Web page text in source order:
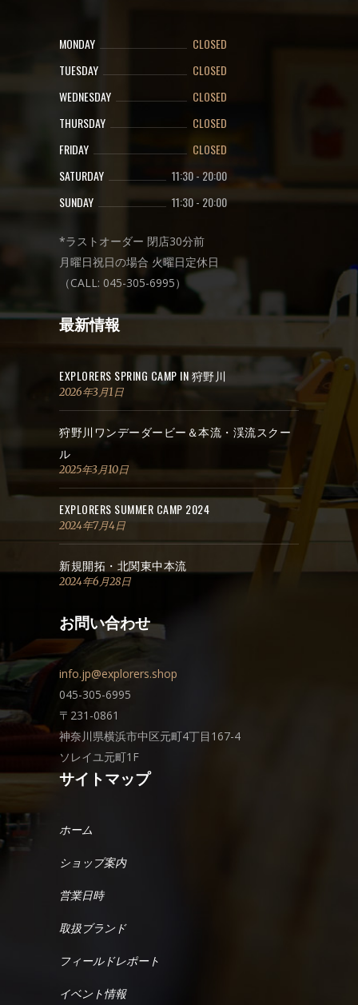
MONDAY
CLOSED
TUESDAY
CLOSED
WEDNESDAY
CLOSED
THURSDAY
CLOSED
FRIDAY
CLOSED
SATURDAY
11:30- 20:00
SUNDAY
11:30-20:00
*ラストオーダー 閉店30分前
月曜日祝日の場合 火曜日定休日
（CALL: 045-305-6995）
最新情報
EXPLORERS SPRING CAMP IN 狩野川
2026年3月1日
狩野川ワンデーダービー＆本流・渓流スクー
ル
2025年3月10日
EXPLORERS SUMMER CAMP 2024
2024年7月4日
新規開拓・北関東中本流
2024年6月28日
お問い合わせ
info.jp@explorers.shop
045-305-6995
〒231-0861
神奈川県横浜市中区元町4丁目167-4
ソレイユ元町1F
サイトマップ
ホーム
ショップ案内
営業日時
取扱ブランド
フィールドレポート
イベント情報